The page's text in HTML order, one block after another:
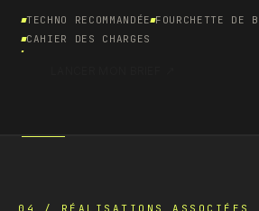
TECHNO RECOMMANDÉE FOURCHETTE DE
CAHIER DES CHARGES
04 / RÉALISATIONS ASSOCIÉES